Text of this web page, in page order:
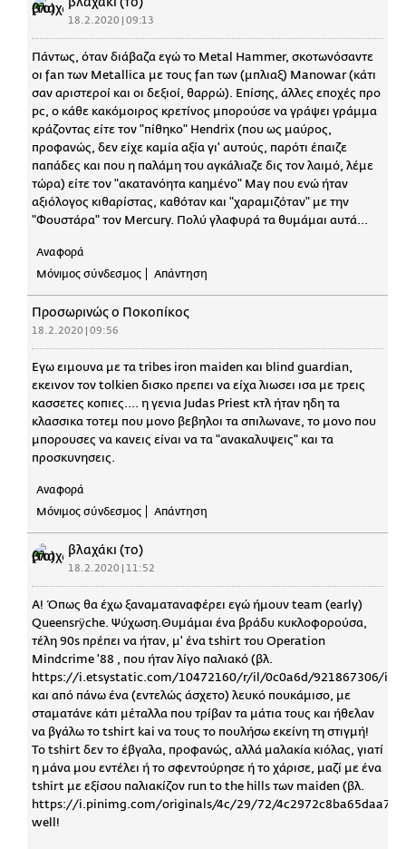
18.2.2020 | 09:13
Πάντως, όταν διάβαζα εγώ το Μetal Hammer, σκοτωνόσαντε
οι fan των Metallica με τους fan των (μπλιαξ) Manowar (κάτι
σαν αριστεροί και οι δεξιοί, θαρρώ). Επίσης, άλλες εποχές προ
pc, ο κάθε κακόμοιρος κρετίνος μπορούσε να γράψει γράμμα
κράζοντας είτε τον "πίθηκο" Hendrix (που ως μαύρος,
προφανώς, δεν είχε καμία αξία γι' αυτούς, παρότι έπαιζε
παπάδες και που η παλάμη του αγκάλιαζε δις τον λαιμό, λέμε
τώρα) είτε τον "ακατανόητα καημένο" May που ενώ ήταν
αξιόλογος κιθαρίστας, καθόταν και "χαραμιζόταν" με την
"Φουστάρα" τον Mercury. Πολύ γλαφυρά τα θυμάμαι αυτά...
Αναφορά
Μόνιμος σύνδεσμος
Απάντηση
Προσωρινώς ο Ποκοπίκος
18.2.2020 | 09:56
Εγω ειμουνα με τα tribes iron maiden και blind guardian,
εκεινον τον tolkien δισκο πρεπει να είχα λιωσει ισα με τρεις
κασσετες κοπιες.... η γενια Judas Priest κτλ ήταν ηδη τα
κλασσικα τοτεμ που μονο βεβηλοι τα σπιλωνανε, το μονο που
μπορουσες να κανεις είναι να τα "ανακαλυψεις" και τα
προσκυνησεις.
Αναφορά
Μόνιμος σύνδεσμος
Απάντηση
βλαχάκι (το)
18.2.2020 | 11:52
Α! Όπως θα έχω ξαναματαναφέρει εγώ ήμουν team (early)
Queensrÿche. Ψύχωση.Θυμάμαι ένα βράδυ κυκλοφορούσα,
τέλη 90s πρέπει να ήταν, μ' ένα tshirt του Οperation
Mindcrime '88 , που ήταν λίγο παλιακό (βλ.
https://i.etsystatic.com/10472160/r/il/0c0a6d/921867306/
και από πάνω ένα (εντελώς άσχετο) λευκό πουκάμισο, με
σταματάνε κάτι μέταλλα που τρίβαν τα μάτια τους και ήθελαν
να βγάλω το tshirt kai να τους το πουλήσω εκείνη τη στιγμή!
Το tshirt δεν το έβγαλα, προφανώς, αλλά μαλακία κιόλας, γιατί
η μάνα μου εντέλει ή το σφεντούρησε ή το χάρισε, μαζί με ένα
tshirt με εξίσου παλιακίζον run to the hills των maiden (βλ.
https://i.pinimg.com/originals/4c/29/72/
well!